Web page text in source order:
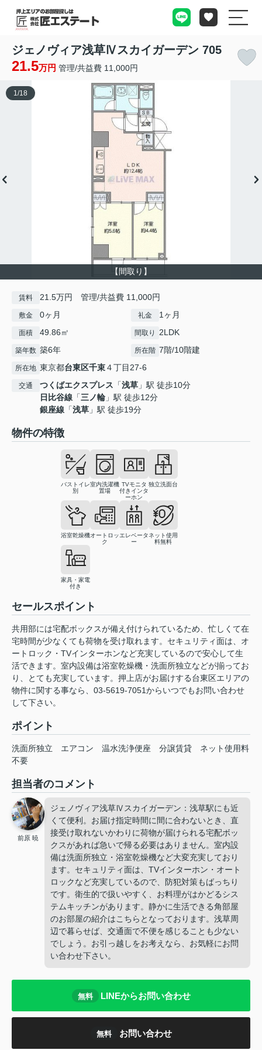
ジェノヴィア浅草Ⅳスカイガーデン 705
21.5万円 管理/共益費 11,000円
【間取り】
1 /18
賃料 21.5万円 管理/共益費 11,000円
敷金 0ヶ月 礼金 1ヶ月
面積 49.86㎡ 間取り 2LDK
築年数 築6年 所在階 7階/10階建
所在地 東京都台東区千束４丁目27-6
交通 つくばエクスプレス 「浅草 」駅 徒歩10分
日比谷線 「三ノ輪 」駅 徒歩12分
銀座線 「浅草 」駅 徒歩19分
物件の特徴
バストイレ
別
室内洗濯機
置場
TVモニタ
付きインタ
ーホン
独立洗面台
浴室乾燥機オートロッ
ク
エレベータ
ー
ネット使用
料無料
家具・家電
付き
セールスポイント
共用部には宅配ボックスが備え付けられているため、忙しくて在
宅時間が少なくても荷物を受け取れます。セキュリティ面は、オ
ートロック・TVインターホンなど充実しているので安心して生
活できます。室内設備は浴室乾燥機・洗面所独立などが揃ってお
り、とても充実しています。押上店がお届けする台東区エリアの
物件に関する事なら、03-5619-7051からいつでもお問い合わせ
して下さい。
ポイント
洗面所独立 エアコン 温水洗浄便座 分譲賃貸
ネット使用料
不要
担当者のコメント
前原 暁
ジェノヴィア浅草Ⅳスカイガーデン：浅草駅にも近
くて便利。お届け指定時間に間に合わないとき、直
接受け取れないかわりに荷物が届けられる宅配ボッ
クスがあれば急いで帰る必要はありません。室内設
備は洗面所独立・浴室乾燥機など大変充実しており
ます。セキュリティ面は、TVインターホン・オート
ロックなど充実しているので、防犯対策もばっちり
です。衛生的で扱いやすく、お料理がはかどるシス
テムキッチンがあります。静かに生活できる角部屋
のお部屋の紹介はこちらとなっております。浅草周
辺で暮らせば、交通面で不便を感じることも少ない
でしょう。お引っ越しをお考えなら、お気軽にお問
い合わせ下さい。
無料 LINEからお問い合わせ
無料 お問い合わせ